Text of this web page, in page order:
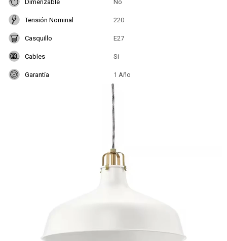
Dimerizable No
Tensión Nominal 220
Casquillo E27
Cables Si
Garantía 1 Año